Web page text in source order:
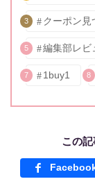
3 クーポン見
5 編集部レビ
7 1buy1 8
この